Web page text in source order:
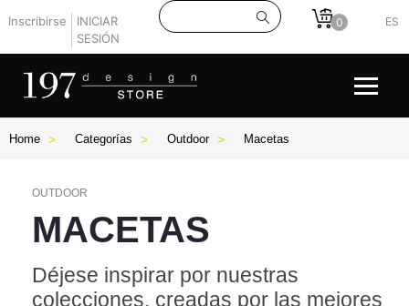
Inscribirse
INICIAR
SESIÓN
0 ES
Home Categorías Outdoor Macetas
OUTDOOR
MACETAS
Déjese inspirar por nuestras
colecciones, creadas por las mejores